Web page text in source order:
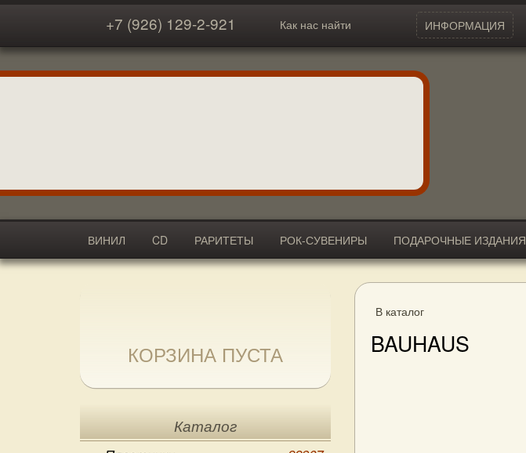
+7 (926) 129-2-921 Как нас найти ИНФОРМАЦИЯ
ВИНИЛ CD РАРИТЕТЫ РОК-СУВЕНИРЫ
ПОДАРОЧНЫЕ ИЗДАНИЯ
АКСЕССУАРЫ
КОРЗИНА ПУСТА
Каталог
В каталог
BAUHAUS